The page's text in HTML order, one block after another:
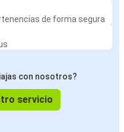
de forma segura
con nosotros?
servicio